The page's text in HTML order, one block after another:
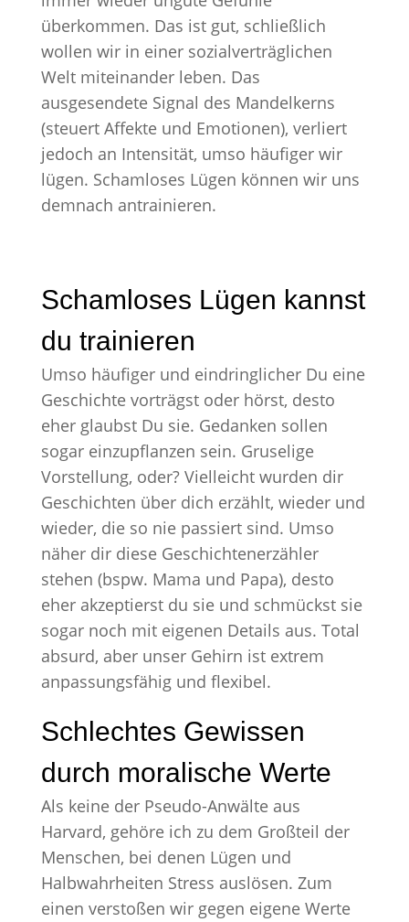
überkommen. Das ist gut, schließlich
wollen wir in einer sozialverträglichen
Welt miteinander leben. Das
ausgesendete Signal des Mandelkerns
(steuert Affekte und Emotionen), verliert
jedoch an Intensität, umso häufiger wir
lügen. Schamloses Lügen können wir uns
demnach antrainieren.
Schamloses Lügen kannst
du trainieren
Umso häufiger und eindringlicher Du eine
Geschichte vorträgst oder hörst, desto
eher glaubst Du sie. Gedanken sollen
sogar einzupflanzen sein. Gruselige
Vorstellung, oder? Vielleicht wurden dir
Geschichten über dich erzählt, wieder und
wieder, die so nie passiert sind. Umso
näher dir diese Geschichtenerzähler
stehen (bspw. Mama und Papa), desto
eher akzeptierst du sie und schmückst sie
sogar noch mit eigenen Details aus. Total
absurd, aber unser Gehirn ist extrem
anpassungsfähig und flexibel.
Schlechtes Gewissen
durch moralische Werte
Als keine der Pseudo-Anwälte aus
Harvard, gehöre ich zu dem Großteil der
Menschen, bei denen Lügen und
Halbwahrheiten Stress auslösen. Zum
einen verstoßen wir gegen eigene Werte